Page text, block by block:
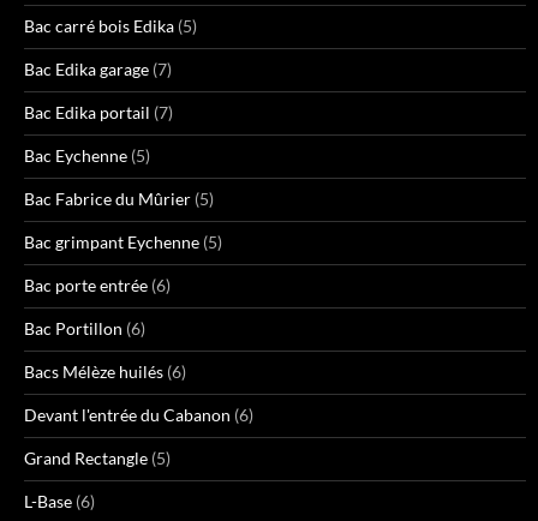
Bac carré bois Edika (5)
Bac Edika garage (7)
Bac Edika portail (7)
Bac Eychenne (5)
Bac Fabrice du Mûrier (5)
Bac grimpant Eychenne (5)
Bac porte entrée (6)
Bac Portillon (6)
Bacs Mélèze huilés (6)
Devant l'entrée du Cabanon (6)
Grand Rectangle (5)
L-Base (6)